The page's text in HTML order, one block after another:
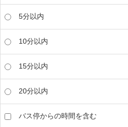
5分以内
10分以内
15分以内
20分以内
バス停からの時間を含む